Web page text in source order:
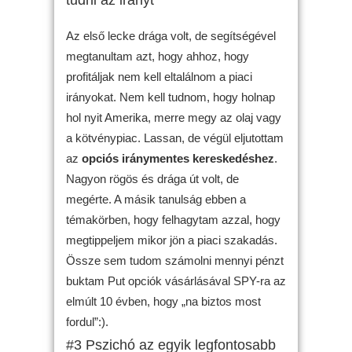
Az első lecke drága volt, de segítségével
megtanultam azt, hogy ahhoz, hogy
profitáljak nem kell eltalálnom a piaci
irányokat. Nem kell tudnom, hogy holnap
hol nyit Amerika, merre megy az olaj vagy
a kötvénypiac. Lassan, de végül eljutottam
az opciós iránymentes kereskedéshez.
Nagyon rögös és drága út volt, de
megérte. A másik tanulság ebben a
témakörben, hogy felhagytam azzal, hogy
megtippeljem mikor jön a piaci szakadás.
Össze sem tudom számolni mennyi pénzt
buktam Put opciók vásárlásával SPY-ra az
elmúlt 10 évben, hogy „na biztos most
fordul”:).
#3 Pszichó az egyik legfontosabb